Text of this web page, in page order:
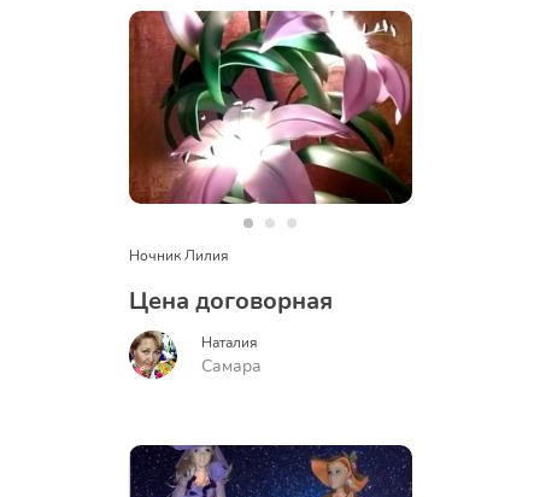
Ночник Лилия
Цена договорная
Наталия
Самара